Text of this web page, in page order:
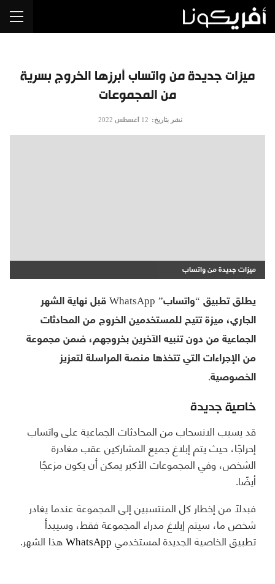
ميزات جديدة من واتساب أبرزها الخروج بسرية
من المجموعات
نشر بتاريخ: 12 أغسطس 2022
ميزات جديدة من واتساب
يطلق تطبيق “واتساب” WhatsApp قبل نهاية الشهر
الجاري، ميزة تتيح للمستخدمين الخروج من المحادثات
الجماعية من دون تنبيه الآخرين بخروجهم، ضمن مجموعة
من الإجراءات التي تتخذها منصة المراسلة لتعزيز
الخصوصية.
خاصية جديدة
قد يسبب الانسحاب من المحادثات الجماعية على واتساب
إحراجًا، حيث يتم إبلاغ جميع المشاركين عقب مغادرة
الشخص، وفي المجموعات الأكبر يمكن أن يكون مزعجًا
أيضًا.
فبدلاً من إخطار كل المنتسبين إلى المجموعة عندما يغادر
شخص ما، سيتم إبلاغ مدراء المجموعة فقط، وسيبدأ
تطبيق الخاصية الجديدة لمستخدميWhatsAppهذا الشهر.